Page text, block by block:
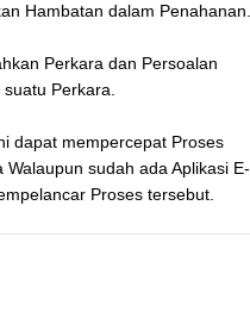
Hambatan dalam Penahanan.
Perkara dan Persoalan
Perkara.
dapat mempercepat Proses
sudah ada Aplikasi E-
Proses tersebut.